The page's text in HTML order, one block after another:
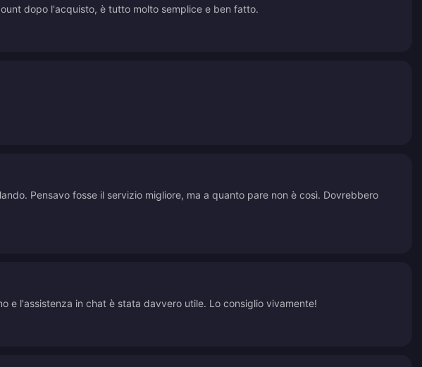
dopo l'acquisto, è tutto molto semplice e ben fatto.
Pensavo fosse il servizio migliore, ma a quanto pare non è così. Dovrebbero
e l'assistenza in chat è stata davvero utile. Lo consiglio vivamente!